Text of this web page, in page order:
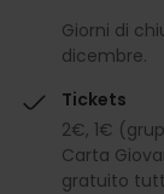
Giorni di
dicembre.
Tickets
2€, 1€
Carta
gratuito